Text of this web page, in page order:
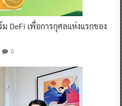
DeFi เพื่อการกุศลแห่งแรกของ
0